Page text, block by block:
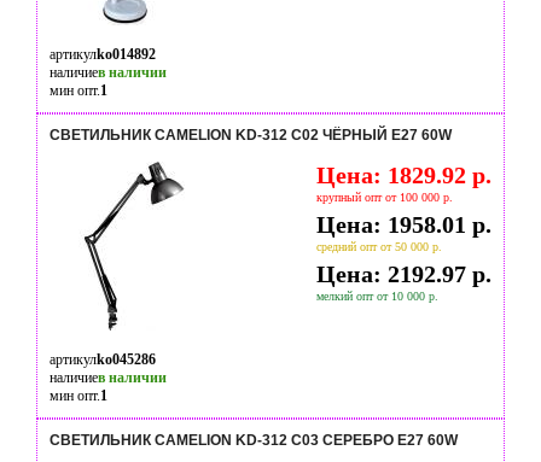
артикулko014892
наличиев наличии
мин опт.1
СВЕТИЛЬНИК CAMELION KD-312 C02 ЧЁРНЫЙ E27 60W
Цена: 1829.92 р.
крупный опт от 100 000 р.
Цена: 1958.01 р.
средний опт от 50 000 р.
Цена: 2192.97 р.
мелкий опт от 10 000 р.
артикулko045286
наличиев наличии
мин опт.1
СВЕТИЛЬНИК CAMELION KD-312 C03 СЕРЕБРО E27 60W